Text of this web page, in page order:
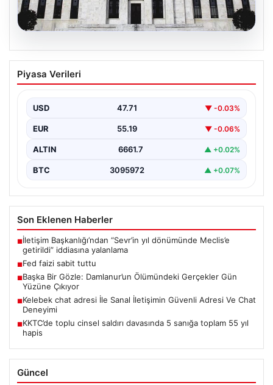
09.08.2026
Fed faizi sabit tuttu
Piyasa Verileri
USD 47.71 ▼ -0.03%
EUR 55.19 ▼ -0.06%
ALTIN 6661.7 ▲ +0.02%
BTC 3095972 ▲ +0.07%
Son Eklenen Haberler
■İletişim Başkanlığı’ndan “Sevr’in yıl dönümünde Meclis’e
getirildi” iddiasına yalanlama
■Fed faizi sabit tuttu
■Başka Bir Gözle: Damlanur’un Ölümündeki Gerçekler Gün
Yüzüne Çıkıyor
■Kelebek chat adresi İle Sanal İletişimin Güvenli Adresi Ve Chat
Deneyimi
■KKTC’de toplu cinsel saldırı davasında 5 sanığa toplam 55 yıl
hapis
Güncel